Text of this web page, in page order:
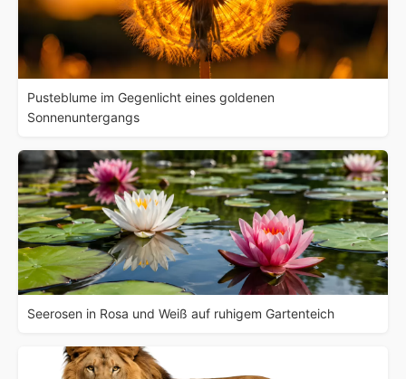
Pusteblume im Gegenlicht eines goldenen
Sonnenuntergangs
Seerosen in Rosa und Weiß auf ruhigem Gartenteich